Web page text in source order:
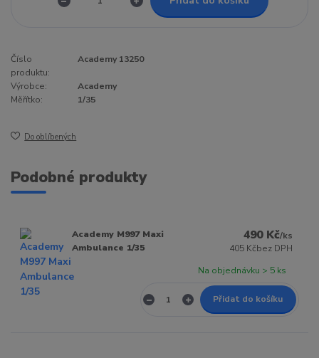
Číslo
produktu:
Academy 13250
Výrobce:
Academy
Měřítko:
1/35
Do oblíbených
Podobné produkty
Academy M997 Maxi
Ambulance 1/35
490 Kč/ks
405 Kčbez DPH
Na objednávku > 5 ks
Přidat do košíku